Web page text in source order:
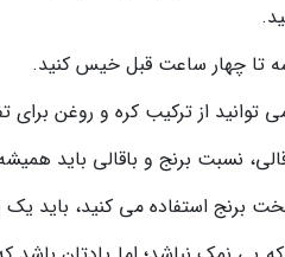
تا چهار ساعت قبل خیس کنید.
توانید از ترکیب کره و روغن برای
نسبت برنج و باقالی باید
برنج استفاده می کنید، باید یک